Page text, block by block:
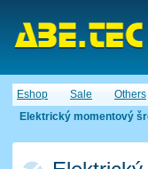
Eshop Sale
Others
Elektrický momentový